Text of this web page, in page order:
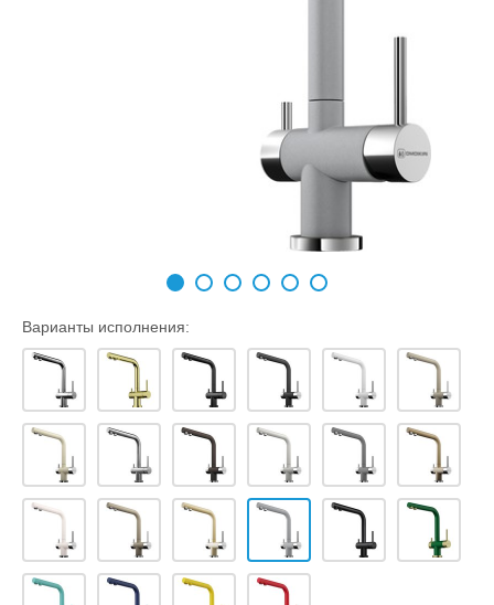
Варианты исполнения: